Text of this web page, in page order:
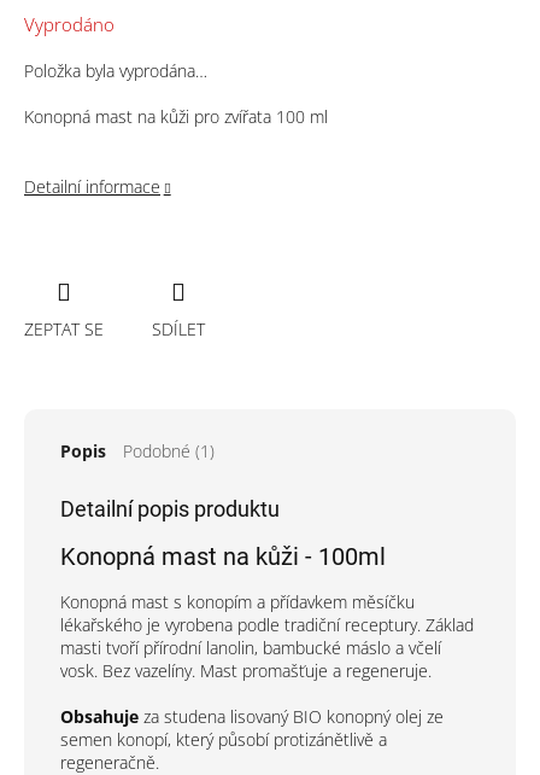
cena:
Vyprodáno
Položka byla vyprodána…
Konopná mast na kůži pro zvířata 100 ml
Detailní informace
ZEPTAT SE SDÍLET
Popis Podobné (1)
Detailní popis produktu
Konopná mast na kůži - 100ml
Konopná mast s konopím a přídavkem měsíčku
lékařského je vyrobena podle tradiční receptury. Základ
masti tvoří přírodní lanolin, bambucké máslo a včelí
vosk. Bez vazelíny. Mast promašťuje a regeneruje.
Obsahuje za studena lisovaný BIO konopný olej ze
semen konopí, který působí protizánětlivě a
regeneračně.